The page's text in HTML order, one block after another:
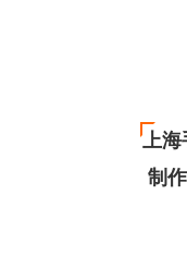
上海
制